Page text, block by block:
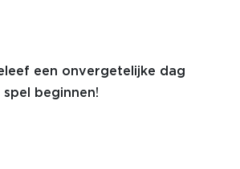
een onvergetelijke dag
beginnen!